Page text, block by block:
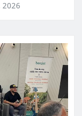
2026